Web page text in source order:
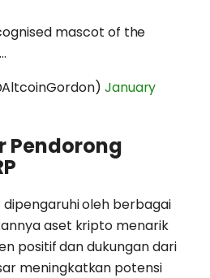
mascot of the
January
Pendorong
dipengaruhi oleh berbagai
aset kripto menarik
positif dan dukungan dari
meningkatkan potensi